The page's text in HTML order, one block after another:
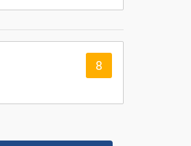
8